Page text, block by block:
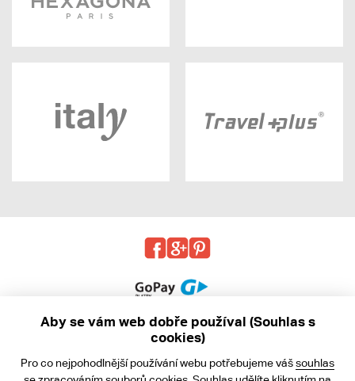
Aby se vám web dobře používal (Souhlas s
cookies)
Pro co nejpohodlnější používání webu potřebujeme vášsouhlas